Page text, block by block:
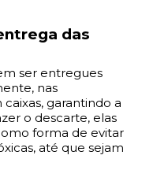
das
ser entregues
nas
garantindo a
o descarte, elas
forma de evitar
até que sejam